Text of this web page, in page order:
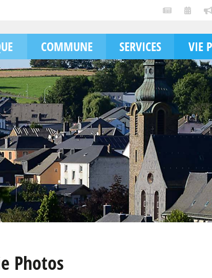
COMMUNE SERVICES VIE
Photos